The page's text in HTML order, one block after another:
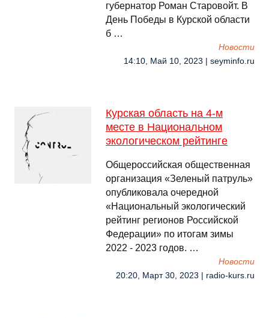
губернатор Роман Старовойт. В
День Победы в Курской области
б …
Новости
14:10, Май 10, 2023 | seyminfo.ru
Курская область на 4-м
месте в Национальном
экологическом рейтинге
Общероссийская общественная
организация «Зеленый патруль»
опубликовала очередной
«Национальный экологический
рейтинг регионов Российской
Федерации» по итогам зимы
2022 - 2023 годов. …
Новости
20:20, Март 30, 2023 | radio-kurs.ru